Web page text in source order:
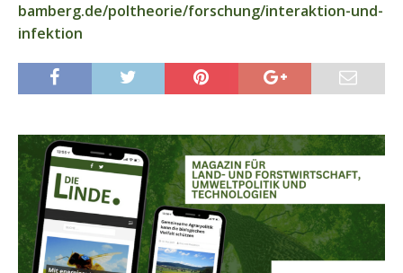
bamberg.de/poltheorie/forschung/interaktion-und-
infektion